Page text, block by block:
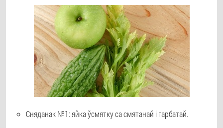
Сняданак №1: яйка ўсмятку са смятанай і гарбатай.